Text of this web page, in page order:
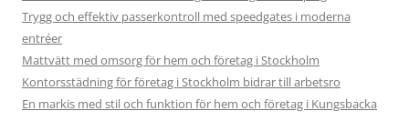
Trygg och effektiv passerkontroll med speedgates i moderna
entréer
Mattvätt med omsorg för hem och företag i Stockholm
Kontorsstädning för företag i Stockholm bidrar till arbetsro
En markis med stil och funktion för hem och företag i Kungsbacka